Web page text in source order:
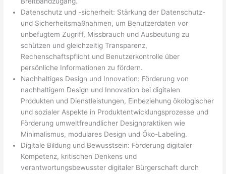
Datenschutz und -sicherheit: Stärkung der Datenschutz-
und Sicherheitsmaßnahmen, um Benutzerdaten vor
unbefugtem Zugriff, Missbrauch und Ausbeutung zu
schützen und gleichzeitig Transparenz,
Rechenschaftspflicht und Benutzerkontrolle über
persönliche Informationen zu fördern.
Nachhaltiges Design und Innovation: Förderung von
nachhaltigem Design und Innovation bei digitalen
Produkten und Dienstleistungen, Einbeziehung ökologischer
und sozialer Aspekte in Produktentwicklungsprozesse und
Förderung umweltfreundlicher Designpraktiken wie
Minimalismus, modulares Design und Öko-Labeling.
Digitale Bildung und Bewusstsein: Förderung digitaler
Kompetenz, kritischen Denkens und
verantwortungsbewusster digitaler Bürgerschaft durch